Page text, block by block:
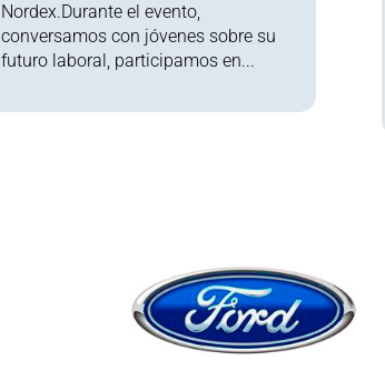
Nordex.Durante el evento,
conversamos con jóvenes sobre su
futuro laboral, participamos en...